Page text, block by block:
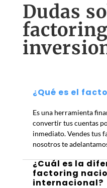
Dudas
¿Qué es el
Es una herramienta
convertir tus cuentas
inmediato. Vendes tus
nosotros te
¿Cuál es la
factoring
internacional?